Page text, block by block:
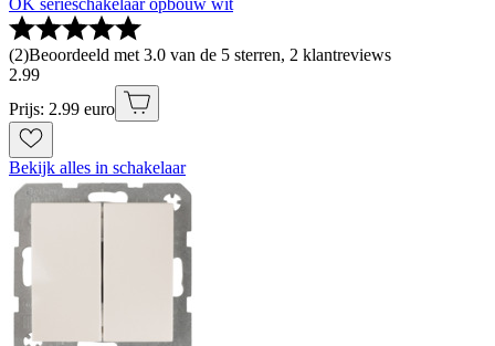
OK serieschakelaar opbouw wit
(2)Beoordeeld met 3.0 van de 5 sterren, 2 klantreviews
2.99
Prijs: 2.99 euro
Bekijk alles in schakelaar